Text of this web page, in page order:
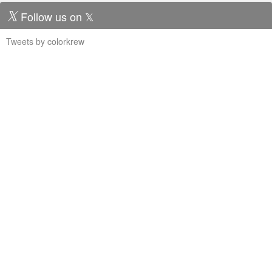
Follow us on 𝕏
Tweets by colorkrew